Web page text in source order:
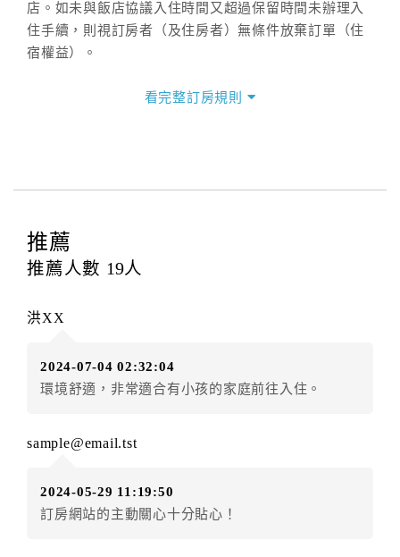
店。如未與飯店協議入住時間又超過保留時間未辦理入
住手續，則視訂房者（及住房者）無條件放棄訂單（住
宿權益）。
訂房者應於
提出申辦不得異動訂單。
每筆訂單異動限定
訂單異動後，訂單費用總計大於原訂單費用總計時，訂
訂單異動後，訂單費用總計小於原訂單費用總計時，訂
房者不得要求退其差額。（限原訂飯店）
．訂房者因故辦理訂單異動，本飯店可接受
（提出申辦日為保留起算日）
．訂房者使用「保留住宿金額」時，請注意！為避免飯
看完整訂房規則
推薦
推薦人數 19人
洪XX
2024-07-04 02:32:04
環境舒適，非常適合有小孩的家庭前往入住。
sample@email.tst
2024-05-29 11:19:50
訂房網站的主動關心十分貼心！